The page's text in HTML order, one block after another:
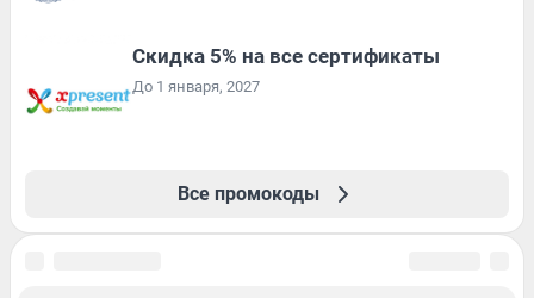
Скидка 5% на все сертификаты
До 1 января, 2027
Все промокоды